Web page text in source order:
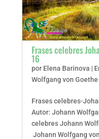
Frases celebres
16
por Elena Barinova |
Wolfgang von Goethe
Frases celebres-
Autor: Johann
celebres Johann
Johann Wolfgang